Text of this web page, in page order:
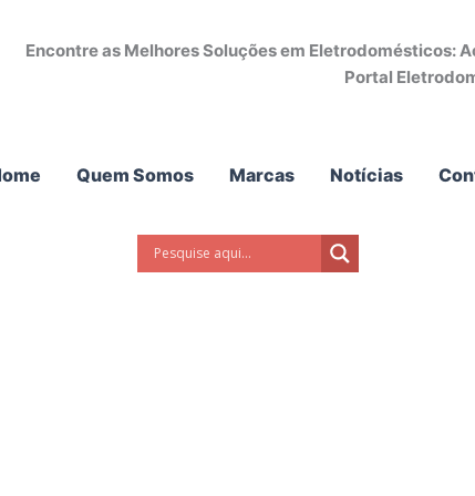
Encontre as Melhores Soluções em Eletrodomésticos:
Portal
Quem Somos Marcas Notícias